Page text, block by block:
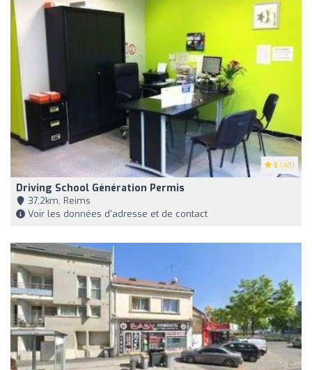
5 (48)
Driving School Génération Permis
37,2km, Reims
Voir les données d'adresse et de contact